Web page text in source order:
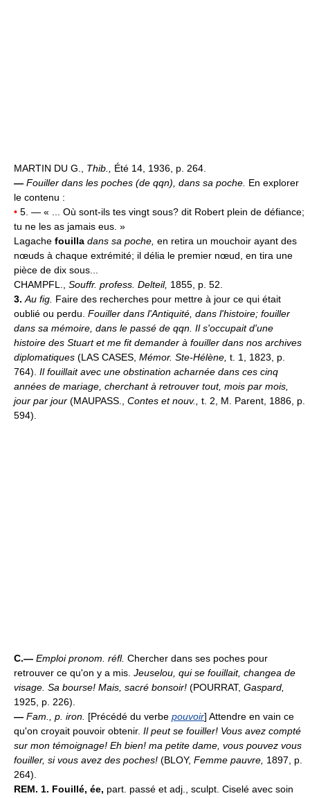
MARTIN DU G., Thib., Été 14, 1936, p. 264.
— Fouiller dans les poches (de qqn), dans sa poche. En explorer
le contenu :
• 5. — « ... Où sont-ils tes vingt sous? dit Robert plein de défiance;
tu ne les as jamais eus. »
Lagache fouilla dans sa poche, en retira un mouchoir ayant des
nœuds à chaque extrémité; il délia le premier nœud, en tira une
pièce de dix sous...
CHAMPFL., Souffr. profess. Delteil, 1855, p. 52.
3.Au fig. Faire des recherches pour mettre à jour ce qui était
oublié ou perdu. Fouiller dans l'Antiquité, dans l'histoire; fouiller
dans sa mémoire, dans le passé de qqn. Il s'occupait d'une
histoire des Stuart et me fit demander à fouiller dans nos archives
diplomatiques (LAS CASES, Mémor. Ste-Hélène, t. 1, 1823, p.
764). Il fouillait avec une obstination acharnée dans ces cinq
années de mariage, cherchant à retrouver tout, mois par mois,
jour par jour (MAUPASS., Contes et nouv., t. 2, M. Parent, 1886, p.
594).
C.— Emploi pronom. réfl. Chercher dans ses poches pour
retrouver ce qu'on y a mis. Jeuselou, qui se fouillait, changea de
visage. Sa bourse! Mais, sacré bonsoir! (POURRAT, Gaspard,
1925, p. 226).
— Fam., p. iron. [Précédé du verbe pouvoir] Attendre en vain ce
qu'on croyait pouvoir obtenir. Il peut se fouiller! Vous avez compté
sur mon témoignage! Eh bien! ma petite dame, vous pouvez vous
fouiller, si vous avez des poches! (BLOY, Femme pauvre, 1897, p.
264).
REM. 1. Fouillé, ée, part. passé et adj., sculpt. Ciselé avec soin